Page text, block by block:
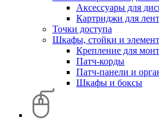
Аксессуары для
Картриджи для
Точки доступа
Шкафы, стойки и
Крепление для
Патч-корды
Патч-панели и
Шкафы и боксы